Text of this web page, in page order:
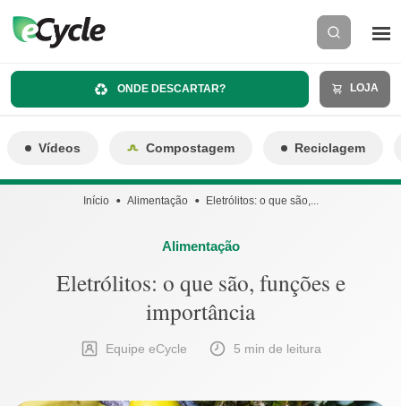
ONDE DESCARTAR? LOJA
Vídeos Compostagem Reciclagem
Início Alimentação Eletrólitos: o que são,...
Alimentação
Eletrólitos: o que são, funções e
importância
Equipe eCycle 5 min de leitura